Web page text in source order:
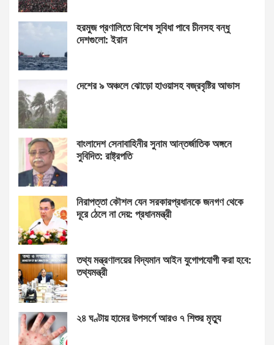
হরমুজ প্রণালিতে বিশেষ সুবিধা পাবে চীনসহ বন্ধু
দেশগুলো: ইরান
দেশের ৯ অঞ্চলে ঝোড়ো হাওয়াসহ বজ্রবৃষ্টির আভাস
বাংলাদেশ সেনাবাহিনীর সুনাম আন্তর্জাতিক অঙ্গনে
সুবিদিত: রাষ্ট্রপতি
নিরাপত্তা কৌশল যেন সরকারপ্রধানকে জনগণ থেকে
দূরে ঠেলে না দেয়: প্রধানমন্ত্রী
তথ্য মন্ত্রণালয়ের বিদ্যমান আইন যুগোপযোগী করা হবে:
তথ্যমন্ত্রী
২৪ ঘণ্টায় হামের উপসর্গে আরও ৭ শিশুর মৃত্যু